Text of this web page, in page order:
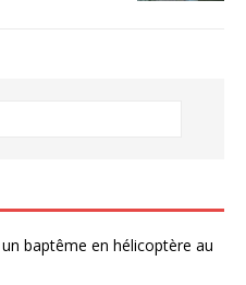
baptême en hélicoptère au